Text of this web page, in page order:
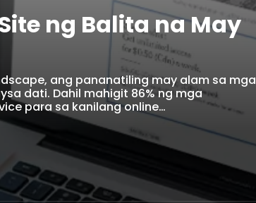
ng Balita na May
ang pananatiling may alam sa mga
dati. Dahil mahigit 86% ng mga
para sa kanilang online…